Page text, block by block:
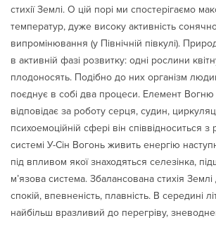
стихії Землі. О цій порі ми спостерігаємо
температур, дуже високу активність
випромінювання (у Північній півкулі).
в активній фазі розвитку: одні рослини
плодоносять. Подібно до них організм
поєднує в собі два процеси. Елемент Вогню
відповідає за роботу серця, судин,
психоемоційній сфері він співвідноситься з
системі У-Сін Вогонь живить енергію
під впливом якої знаходяться селезінка,
м’язова система. Збалансована стихія Землі
спокій, впевненість, плавність. В середині
найбільш вразливий до перегріву,